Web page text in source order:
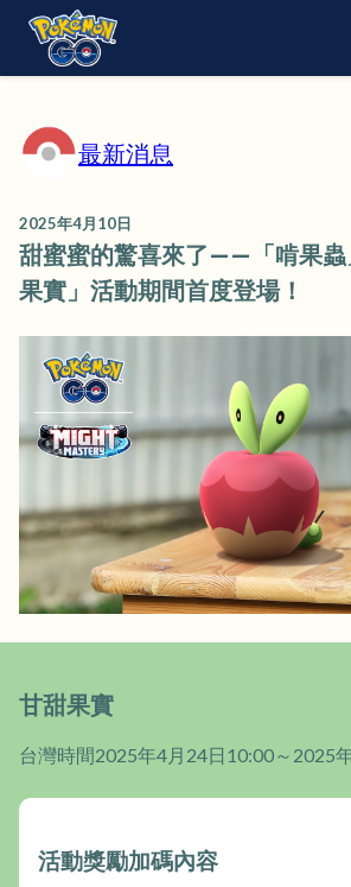
最新消息
2025年4月10日
甜蜜蜜的驚喜來了——「啃果蟲
果實」活動期間首度登場！
甘甜果實
台灣時間2025年4月24日10:00～2025
活動獎勵加碼內容